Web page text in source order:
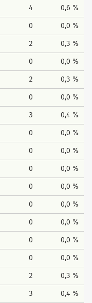
4 0,6 %
0 0,0 %
2 0,3 %
0 0,0 %
2 0,3 %
0 0,0 %
3 0,4 %
0 0,0 %
0 0,0 %
0 0,0 %
0 0,0 %
0 0,0 %
0 0,0 %
0 0,0 %
0 0,0 %
2 0,3 %
3 0,4 %